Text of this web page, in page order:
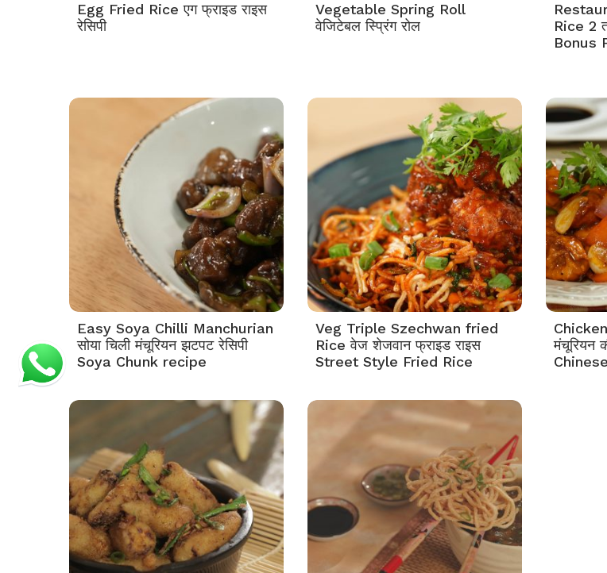
Egg Fried Rice एग फ्राइड राइस
रेसिपी
Vegetable Spring Roll
वेजिटेबल स्प्रिंग रोल
Rice 2
Bonus
Easy Soya Chilli Manchurian
सोया चिली मंचूरियन झटपट रेसिपी
Soya Chunk recipe
Veg Triple Szechwan fried
Rice वेज शेजवान फ्राइड राइस
Street Style Fried Rice
मंचूरियन
Chinese